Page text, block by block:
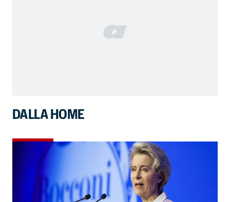
DALLA HOME